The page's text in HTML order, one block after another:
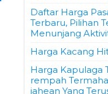
Daftar Harga
Terbaru, Pilihan
Menunjang
Harga Kacang
Harga Kapulaga
rempah
jahean Yang